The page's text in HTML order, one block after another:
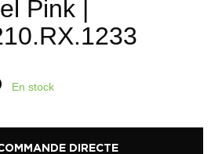
Pink |
En stock
DIRECTE